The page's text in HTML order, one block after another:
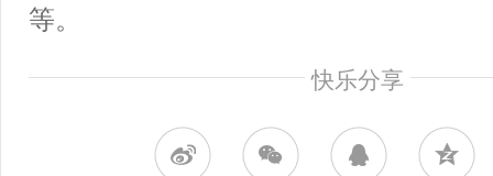
等。
快乐分享